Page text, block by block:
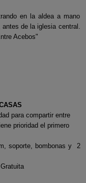
en la aldea a mano
antes de la iglesia central.
Acebos"
para compartir entre
prioridad el primero
soporte, bombonas y 2